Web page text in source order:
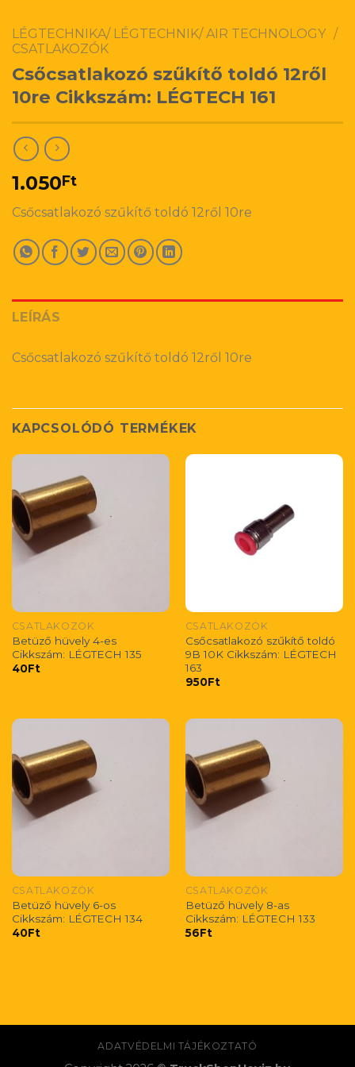
LÉGTECHNIKA/ LÉGTECHNIK/ AIR TECHNOLOGY /
CSATLAKOZÓK
Csőcsatlakozó szűkítő toldó 12ről
10re Cikkszám: LÉGTECH 161
1.050Ft
Csőcsatlakozó szűkítő toldó 12ről 10re
LEÍRÁS
Csőcsatlakozó szűkítő toldó 12ről 10re
KAPCSOLÓDÓ TERMÉKEK
CSATLAKOZÓK
Betüző hüvely 4-es
Cikkszám: LÉGTECH 135
40Ft
CSATLAKOZÓK
Csőcsatlakozó szűkítő toldó
9B 10K Cikkszám: LÉGTECH
163
950Ft
CSATLAKOZÓK
Betüző hüvely 6-os
Cikkszám: LÉGTECH 134
40Ft
CSATLAKOZÓK
Betüző hüvely 8-as
Cikkszám: LÉGTECH 133
56Ft
ADATVÉDELMI TÁJÉKOZTATÓ